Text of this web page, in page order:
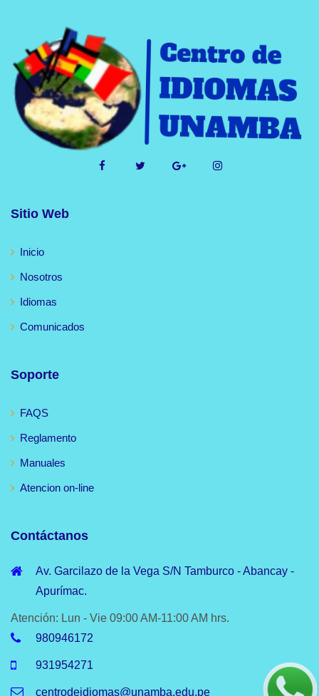
Sitio Web
Inicio
Nosotros
Idiomas
Comunicados
Soporte
FAQS
Reglamento
Manuales
Atencion on-line
Contáctanos
Av. Garcilazo de la Vega S/N Tamburco - Abancay -
Apurímac.
Atención: Lun - Vie 09:00 AM-11:00 AM hrs.
980946172
931954271
centrodeidiomas@unamba.edu.pe